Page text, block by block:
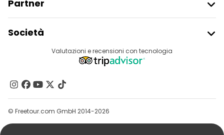
Partner
Accesso Del Fornitore
Programma Di Affiliazione
Società
Destinazioni
Contattaci
Gruppi
Aiuto
Valutazioni e recensioni con tecnologia
© Freetour.com GmbH 2014-2026